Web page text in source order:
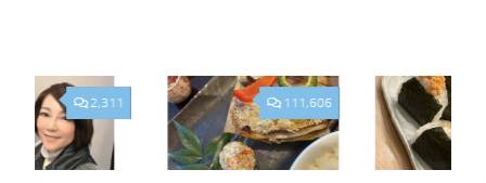
111,606
2,311